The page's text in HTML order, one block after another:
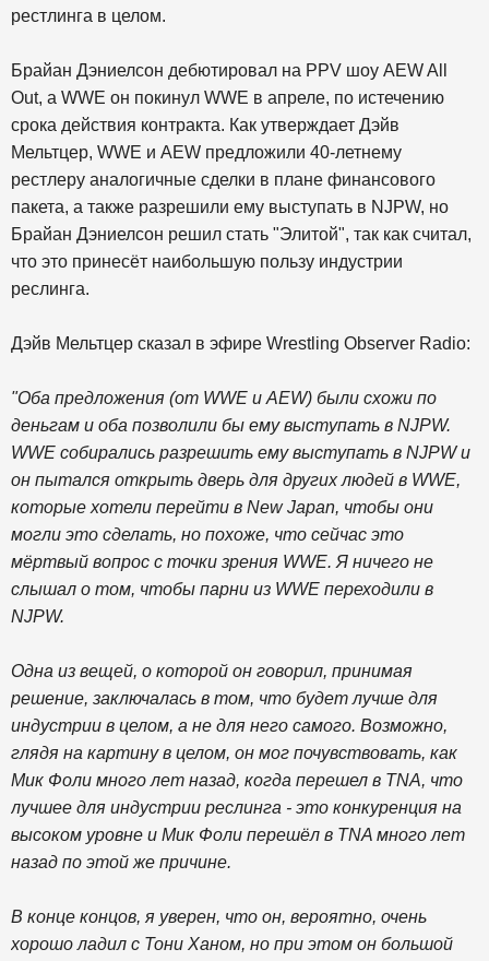
рестлинга в целом.
Брайан Дэниелсон дебютировал на PPV шоу AEW All
Out, а WWE он покинул WWE в апреле, по истечению
срока действия контракта. Как утверждает Дэйв
Мельтцер, WWE и AEW предложили 40-летнему
рестлеру аналогичные сделки в плане финансового
пакета, а также разрешили ему выступать в NJPW, но
Брайан Дэниелсон решил стать "Элитой", так как считал,
что это принесёт наибольшую пользу индустрии
реслинга.
Дэйв Мельтцер сказал в эфире Wrestling Observer Radio:
"Оба предложения (от WWE и AEW) были схожи по
деньгам и оба позволили бы ему выступать в NJPW.
WWE собирались разрешить ему выступать в NJPW и
он пытался открыть дверь для других людей в WWE,
которые хотели перейти в New Japan, чтобы они
могли это сделать, но похоже, что сейчас это
мёртвый вопрос с точки зрения WWE. Я ничего не
слышал о том, чтобы парни из WWE переходили в
NJPW.
Одна из вещей, о которой он говорил, принимая
решение, заключалась в том, что будет лучше для
индустрии в целом, а не для него самого. Возможно,
глядя на картину в целом, он мог почувствовать, как
Мик Фоли много лет назад, когда перешел в TNA, что
лучшее для индустрии реслинга - это конкуренция на
высоком уровне и Мик Фоли перешёл в TNA много лет
назад по этой же причине.
В конце концов, я уверен, что он, вероятно, очень
хорошо ладил с Тони Ханом, но при этом он большой